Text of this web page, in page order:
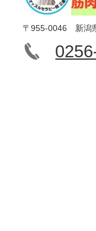
〒955-0046 新潟